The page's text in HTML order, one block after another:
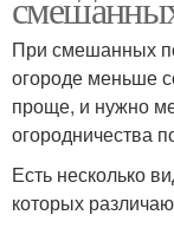
При смешанных
огороде меньше
проще, и нужно
огородничества
Есть несколько
которых